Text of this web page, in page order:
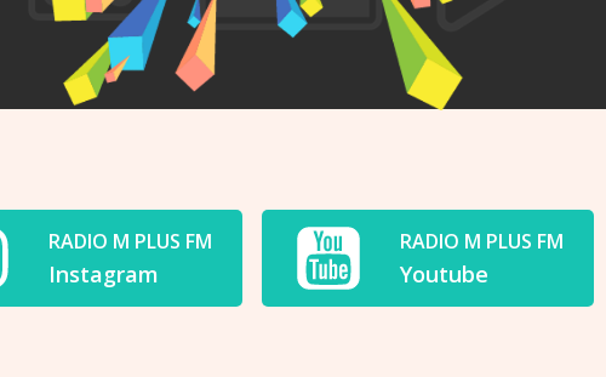
RADIO M PLUS FM
Instagram
RADIO M PLUS FM
Youtube